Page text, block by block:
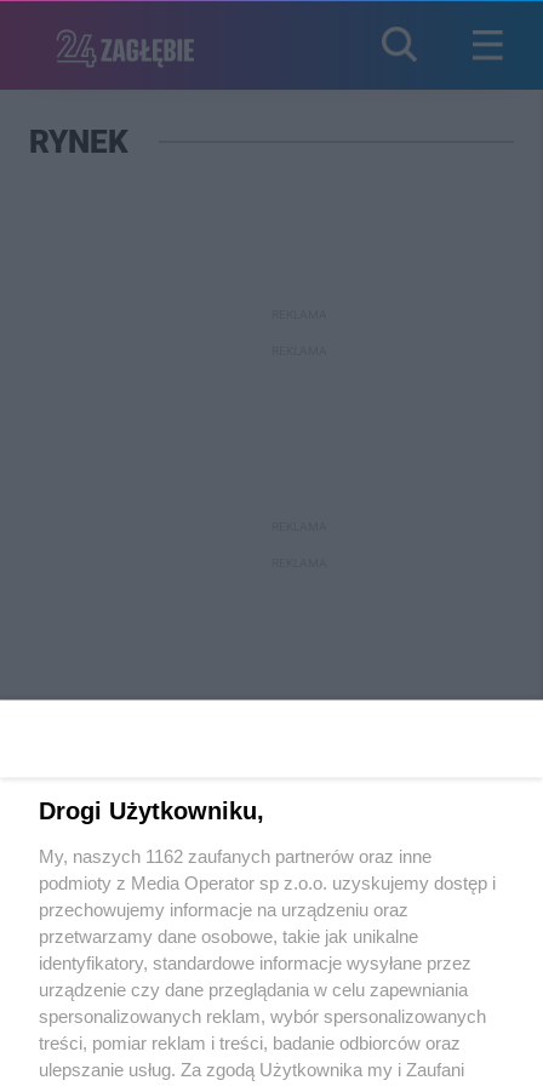
RYNEK
Wydawca mediówlokalnych
Nie zapomnij
zapoznać się z:
polityką prywatności
Twojemiasto Skontaktuj się z nami
Drogi Użytkowniku,
My, naszych 1162 zaufanych partnerów oraz inne
podmioty z Media Operator sp z.o.o. uzyskujemy dostęp i
przechowujemy informacje na urządzeniu oraz
przetwarzamy dane osobowe, takie jak unikalne
identyfikatory, standardowe informacje wysyłane przez
urządzenie czy dane przeglądania w celu zapewniania
spersonalizowanych reklam, wybór spersonalizowanych
treści, pomiar reklam i treści, badanie odbiorców oraz
ulepszanie usług. Za zgodą Użytkownika my i Zaufani